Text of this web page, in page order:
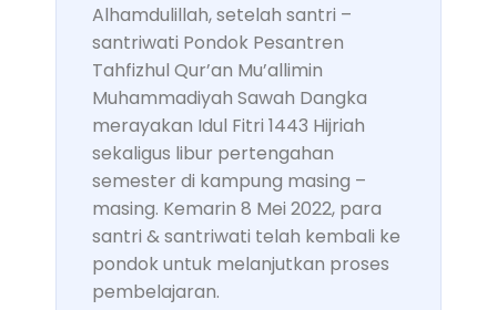
Alhamdulillah, setelah santri –
santriwati Pondok Pesantren
Tahfizhul Qur’an Mu’allimin
Muhammadiyah Sawah Dangka
merayakan Idul Fitri 1443 Hijriah
sekaligus libur pertengahan
semester di kampung masing –
masing. Kemarin 8 Mei 2022, para
santri & santriwati telah kembali ke
pondok untuk melanjutkan proses
pembelajaran.